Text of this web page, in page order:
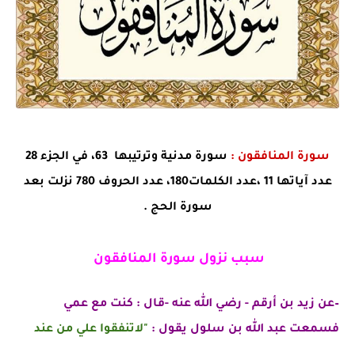
سورة المنافقون :
سورة مدنية وترتيبها 63، في الجزء 28
عدد آياتها 11 ،عدد الكلمات180، عدد الحروف 780 نزلت بعد
سورة الحج .
سبب نزول سورة المنافقون
–عن زيد بن أرقم - رضي الله عنه -قال : كنت مع عمي
فسمعت عبد الله بن سلول يقول : "لاتنفقوا علي من عند